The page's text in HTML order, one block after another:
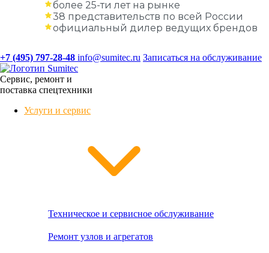
более 25-ти лет на рынке
38 представительств по всей России
официальный дилер ведущих брендов
+7 (495) 797-28-48 info@sumitec.ru Записаться на обслуживание
Сервис, ремонт и
поставка спецтехники
Услуги и сервис
Техническое и сервисное обслуживание
Ремонт узлов и агрегатов